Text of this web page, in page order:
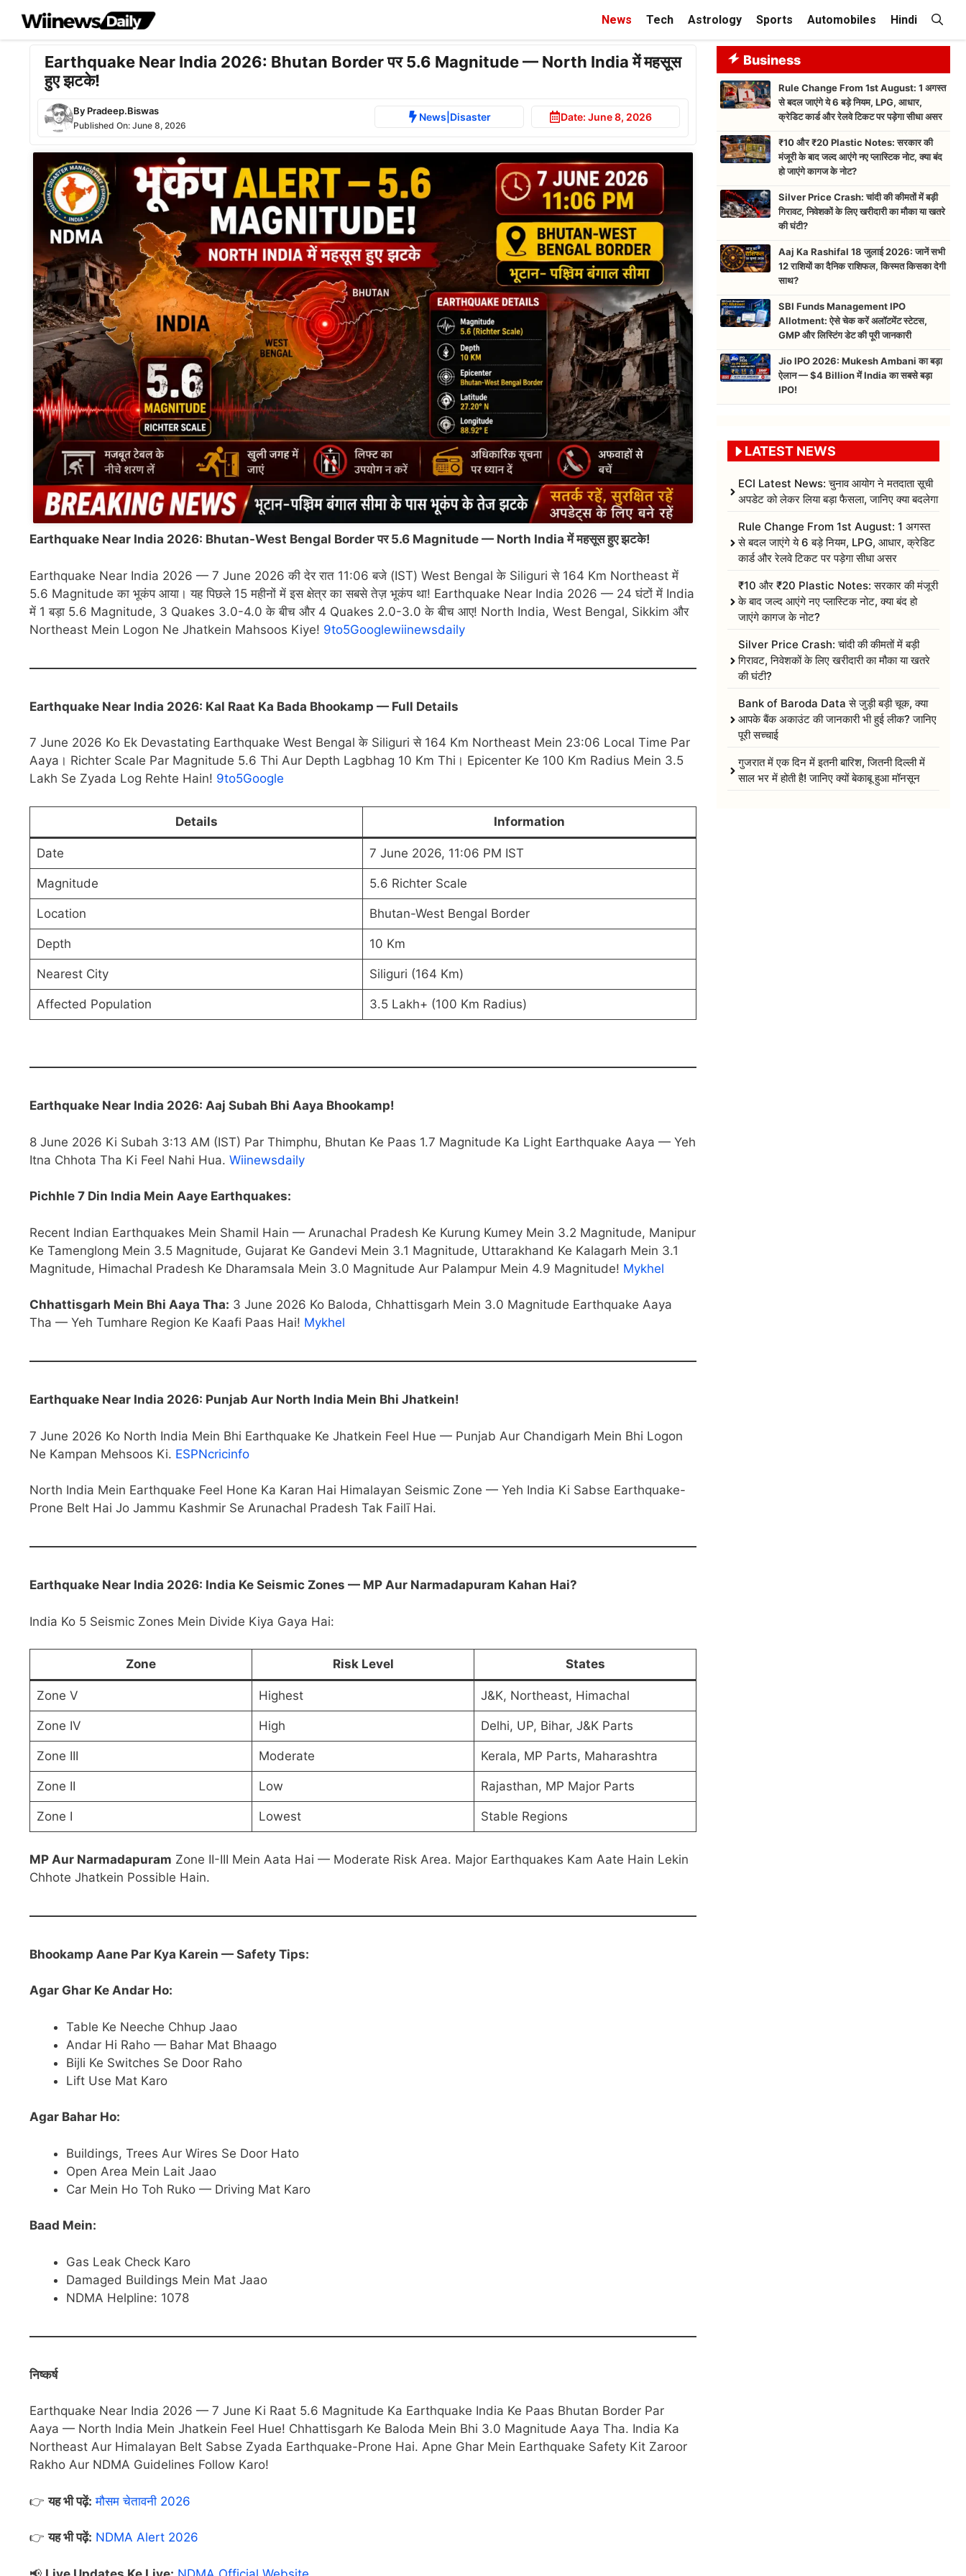
content
News Tech Astrology Sports Automobiles Hindi
Earthquake Near India 2026: Bhutan Border पर 5.6 Magnitude — North India में महसूस
हुए झटके!
By Pradeep.Biswas
Published On: June 8, 2026
News Disaster Date:June 8, 2026
Earthquake Near India 2026: Bhutan-West Bengal Border पर 5.6 Magnitude — North India में महसूस हुए झटके!
Earthquake Near India 2026 — 7 June 2026 की देर रात 11:06 बजे (IST) West Bengal के Siliguri से 164 Km Northeast में
5.6 Magnitude का भूकंप आया। यह पिछले 15 महीनों में इस क्षेत्र का सबसे तेज़ भूकंप था! Earthquake Near India 2026 — 24 घंटों में India
में 1 बड़ा 5.6 Magnitude, 3 Quakes 3.0-4.0 के बीच और 4 Quakes 2.0-3.0 के बीच आए! North India, West Bengal, Sikkim और
Northeast Mein Logon Ne Jhatkein Mahsoos Kiye! 9to5GoogleWiinewsdaily
Earthquake Near India 2026: Kal Raat Ka Bada Bhookamp — Full Details
7 June 2026 Ko Ek Devastating Earthquake West Bengal के Siliguri से 164 Km Northeast Mein 23:06 Local Time Par
Aaya। Richter Scale Par Magnitude 5.6 Thi Aur Depth Lagbhag 10 Km Thi। Epicenter Ke 100 Km Radius Mein 3.5
Lakh Se Zyada Log Rehte Hain! 9to5Google
Details Information
Date 7 June 2026, 11:06 PM IST
Magnitude 5.6 Richter Scale
Location Bhutan-West Bengal Border
Depth 10 Km
Nearest City Siliguri (164 Km)
Affected Population 3.5 Lakh+ (100 Km Radius)
Earthquake Near India 2026: Aaj Subah Bhi Aaya Bhookamp!
8 June 2026 Ki Subah 3:13 AM (IST) Par Thimphu, Bhutan Ke Paas 1.7 Magnitude Ka Light Earthquake Aaya — Yeh
Itna Chhota Tha Ki Feel Nahi Hua. Wiinewsdaily
Pichhle 7 Din India Mein Aaye Earthquakes:
Recent Indian Earthquakes Mein Shamil Hain — Arunachal Pradesh Ke Kurung Kumey Mein 3.2 Magnitude, Manipur
Ke Tamenglong Mein 3.5 Magnitude, Gujarat Ke Gandevi Mein 3.1 Magnitude, Uttarakhand Ke Kalagarh Mein 3.1
Magnitude, Himachal Pradesh Ke Dharamsala Mein 3.0 Magnitude Aur Palampur Mein 4.9 Magnitude! Mykhel
Chhattisgarh Mein Bhi Aaya Tha: 3 June 2026 Ko Baloda, Chhattisgarh Mein 3.0 Magnitude Earthquake Aaya
Tha — Yeh Tumhare Region Ke Kaafi Paas Hai! Mykhel
Earthquake Near India 2026: Punjab Aur North India Mein Bhi Jhatkein!
7 June 2026 Ko North India Mein Bhi Earthquake Ke Jhatkein Feel Hue — Punjab Aur Chandigarh Mein Bhi Logon
Ne Kampan Mehsoos Ki. ESPNcricinfo
North India Mein Earthquake Feel Hone Ka Karan Hai Himalayan Seismic Zone — Yeh India Ki Sabse Earthquake-
Prone Belt Hai Jo Jammu Kashmir Se Arunachal Pradesh Tak Failī Hai.
Earthquake Near India 2026: India Ke Seismic Zones — MP Aur Narmadapuram Kahan Hai?
India Ko 5 Seismic Zones Mein Divide Kiya Gaya Hai:
Zone Risk Level States
Zone V Highest J&K, Northeast, Himachal
Zone IV High Delhi, UP, Bihar, J&K Parts
Zone III Moderate Kerala, MP Parts, Maharashtra
Zone II Low Rajasthan, MP Major Parts
Zone I Lowest Stable Regions
MP Aur Narmadapuram Zone II-III Mein Aata Hai — Moderate Risk Area. Major Earthquakes Kam Aate Hain Lekin
Chhote Jhatkein Possible Hain.
Bhookamp Aane Par Kya Karein — Safety Tips:
Agar Ghar Ke Andar Ho:
Table Ke Neeche Chhup Jaao
Andar Hi Raho — Bahar Mat Bhaago
Bijli Ke Switches Se Door Raho
Lift Use Mat Karo
Agar Bahar Ho:
Buildings, Trees Aur Wires Se Door Hato
Open Area Mein Lait Jaao
Car Mein Ho Toh Ruko — Driving Mat Karo
Baad Mein:
Gas Leak Check Karo
Damaged Buildings Mein Mat Jaao
NDMA Helpline: 1078
निष्कर्ष
Earthquake Near India 2026 — 7 June Ki Raat 5.6 Magnitude Ka Earthquake India Ke Paas Bhutan Border Par
Aaya — North India Mein Jhatkein Feel Hue! Chhattisgarh Ke Baloda Mein Bhi 3.0 Magnitude Aaya Tha. India Ka
Northeast Aur Himalayan Belt Sabse Zyada Earthquake-Prone Hai. Apne Ghar Mein Earthquake Safety Kit Zaroor
Rakho Aur NDMA Guidelines Follow Karo!
👉यह भी पढ़ें: मौसम चेतावनी 2026
👉यह भी पढ़ें: NDMA Alert 2026
Business
Rule Change From 1st August: 1 अगस्त
से बदल जाएंगे ये 6 बड़े नियम, LPG, आधार,
क्रेडिट कार्ड और रेलवे टिकट पर पड़ेगा सीधा असर
₹10 और ₹20 Plastic Notes: सरकार की
मंजूरी के बाद जल्द आएंगे नए प्लास्टिक नोट, क्या बंद
हो जाएंगे कागज के नोट?
Silver Price Crash: चांदी की कीमतों में बड़ी
गिरावट, निवेशकों के लिए खरीदारी का मौका या खतरे
की घंटी?
Aaj Ka Rashifal 18 जुलाई 2026: जानें सभी
12 राशियों का दैनिक राशिफल, किस्मत किसका देगी
साथ?
SBI Funds Management IPO
Allotment: ऐसे चेक करें अलॉटमेंट स्टेटस,
GMP और लिस्टिंग डेट की पूरी जानकारी
Jio IPO 2026: Mukesh Ambani का बड़ा
ऐलान — $4 Billion में India का सबसे बड़ा
IPO!
LATEST NEWS
ECI Latest News: चुनाव आयोग ने मतदाता सूची
अपडेट को लेकर लिया बड़ा फैसला, जानिए क्या बदलेगा
Rule Change From 1st August: 1 अगस्त
से बदल जाएंगे ये 6 बड़े नियम, LPG, आधार, क्रेडिट
कार्ड और रेलवे टिकट पर पड़ेगा सीधा असर
₹10 और ₹20 Plastic Notes: सरकार की मंजूरी
के बाद जल्द आएंगे नए प्लास्टिक नोट, क्या बंद हो
जाएंगे कागज के नोट?
Silver Price Crash: चांदी की कीमतों में बड़ी
गिरावट, निवेशकों के लिए खरीदारी का मौका या खतरे
की घंटी?
Bank of Baroda Data से जुड़ी बड़ी चूक, क्या
आपके बैंक अकाउंट की जानकारी भी हुई लीक? जानिए
पूरी सच्चाई
गुजरात में एक दिन में इतनी बारिश, जितनी दिल्ली में
साल भर में होती है! जानिए क्यों बेकाबू हुआ मॉनसून